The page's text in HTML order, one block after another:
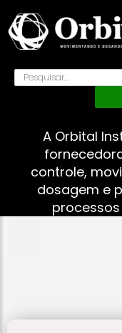
A Orbital
controle,
dosagem e